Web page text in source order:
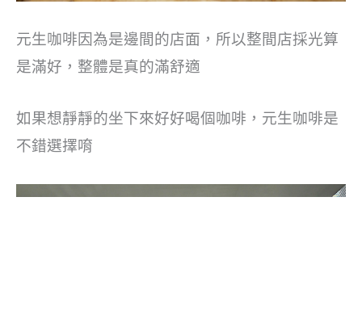
元生咖啡因為是邊間的店面，所以整間店採光算
是滿好，整體是真的滿舒適
如果想靜靜的坐下來好好喝個咖啡，元生咖啡是
不錯選擇唷